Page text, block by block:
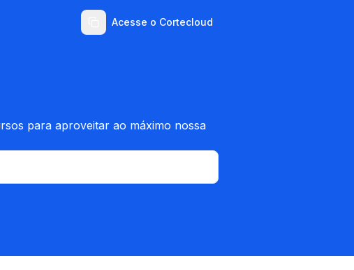
Acesse o Cortecloud
para aproveitar ao máximo nossa